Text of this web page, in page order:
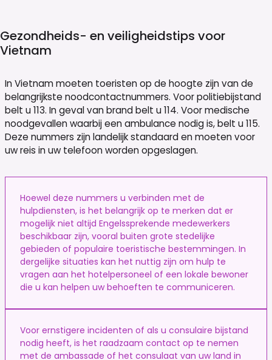
Gezondheids- en veiligheidstips voor
Vietnam
In Vietnam moeten toeristen op de hoogte zijn van de
belangrijkste noodcontactnummers. Voor politiebijstand
belt u 113. In geval van brand belt u 114. Voor medische
noodgevallen waarbij een ambulance nodig is, belt u 115.
Deze nummers zijn landelijk standaard en moeten voor
uw reis in uw telefoon worden opgeslagen.
Hoewel deze nummers u verbinden met de
hulpdiensten, is het belangrijk op te merken dat er
mogelijk niet altijd Engelssprekende medewerkers
beschikbaar zijn, vooral buiten grote stedelijke
gebieden of populaire toeristische bestemmingen. In
dergelijke situaties kan het nuttig zijn om hulp te
vragen aan het hotelpersoneel of een lokale bewoner
die u kan helpen uw behoeften te communiceren.
Voor ernstigere incidenten of als u consulaire bijstand
nodig heeft, is het raadzaam contact op te nemen
met de ambassade of het consulaat van uw land in